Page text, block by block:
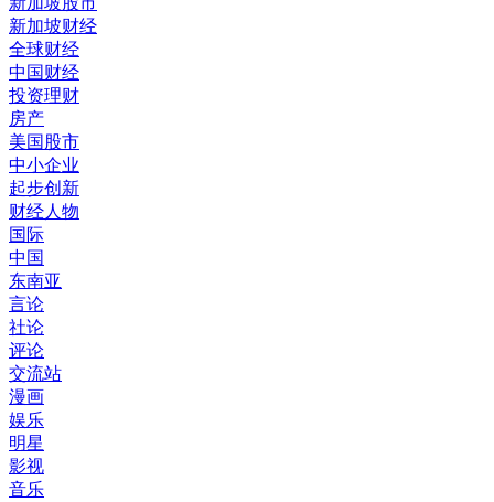
新加坡财经
全球财经
中国财经
投资理财
房产
美国股市
中小企业
起步创新
财经人物
国际
中国
东南亚
言论
社论
评论
交流站
漫画
娱乐
明星
影视
音乐